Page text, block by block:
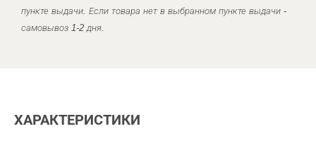
пункте выдачи. Если товара нет в выбранном пункте выдачи -
самовывоз 1-2 дня.
ХАРАКТЕРИСТИКИ